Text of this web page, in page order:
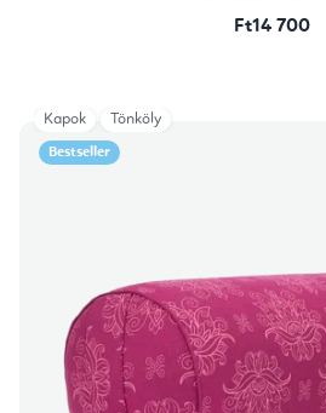
Ft14 700
Bestseller
Kapok Tönköly